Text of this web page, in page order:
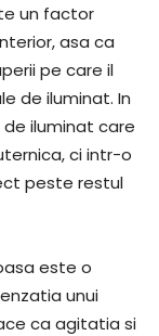
un factor
asa ca
pe care il
de iluminat. In
iluminat care
ci intr-o
peste restul
este o
unui
ca agitatia si